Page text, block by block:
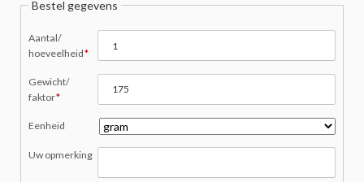
Bestel gegevens
Verplicht
veld
Aantal/
hoeveelheid*
Verplicht
veld
Gewicht/
faktor*
Eenheid
Uw opmerking